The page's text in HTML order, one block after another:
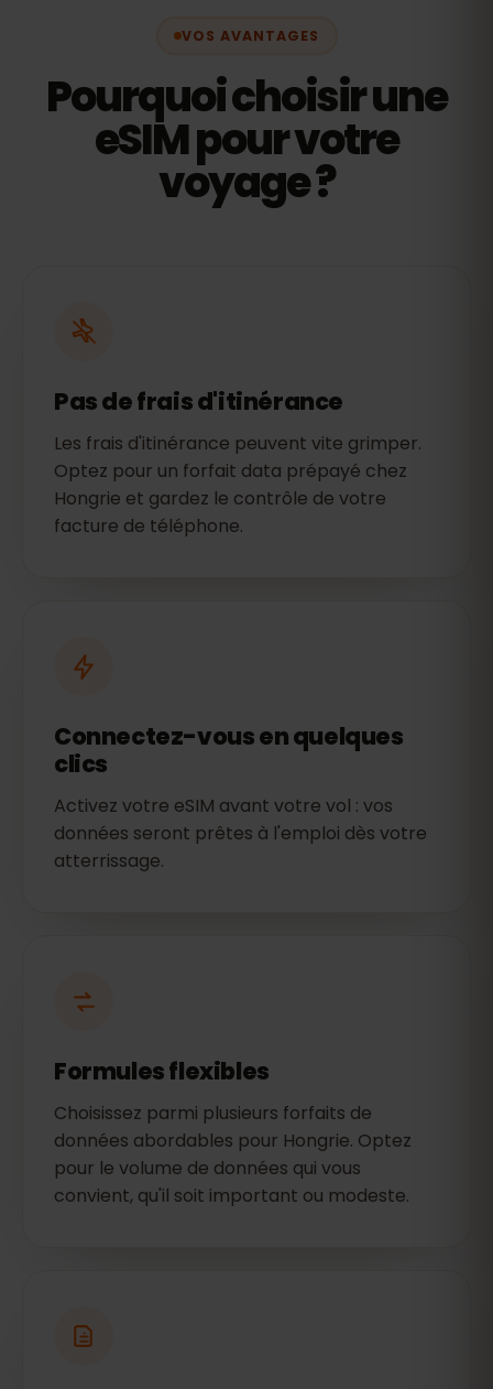
VOS AVANTAGES
Pourquoi choisir une
eSIM pour votre
voyage ?
Pas de frais d'itinérance
Les frais d'itinérance peuvent vite grimper.
Optez pour un forfait data prépayé chez
Hongrie et gardez le contrôle de votre
facture de téléphone.
Connectez-vous en quelques
clics
Activez votre eSIM avant votre vol : vos
données seront prêtes à l'emploi dès votre
atterrissage.
Formules flexibles
Choisissez parmi plusieurs forfaits de
données abordables pour Hongrie. Optez
pour le volume de données qui vous
convient, qu'il soit important ou modeste.